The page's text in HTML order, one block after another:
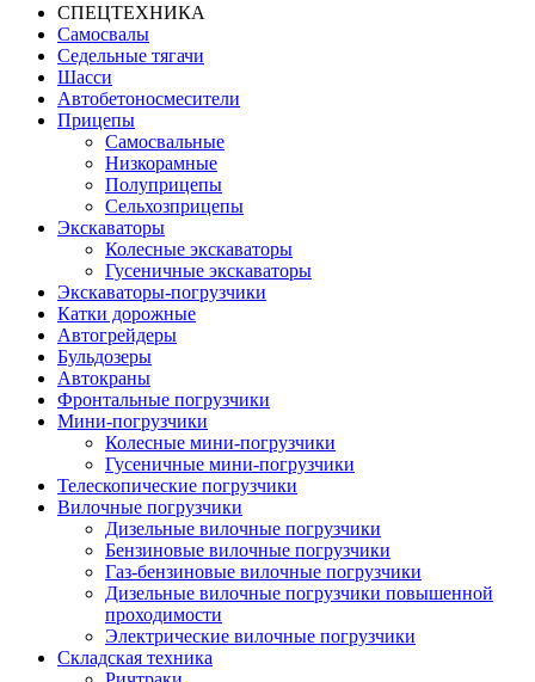
СПЕЦТЕХНИКА
Самосвалы
Седельные тягачи
Шасси
Автобетоно­смесители
Прицепы
Самосвальные
Низкорамные
Полуприцепы
Сельхозприцепы
Экскаваторы
Колесные экскаваторы
Гусеничные экскаваторы
Экскаваторы-погрузчики
Катки дорожные
Автогрейдеры
Бульдозеры
Автокраны
Фронтальные погрузчики
Мини-погрузчики
Колесные мини-погрузчики
Гусеничные мини-погрузчики
Телескопические погрузчики
Вилочные погрузчики
Дизельные вилочные погрузчики
Бензиновые вилочные погрузчики
Газ-бензиновые вилочные погрузчики
Дизельные вилочные погрузчики повышенной
проходимости
Электрические вилочные погрузчики
Складская техника